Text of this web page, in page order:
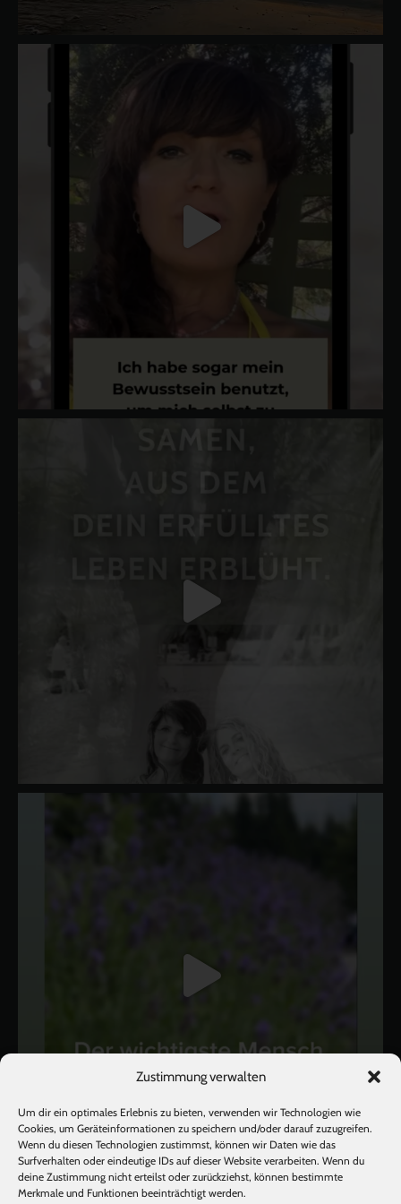
Zustimmung verwalten
Um dir ein optimales Erlebnis zu bieten, verwenden wir Technologien wie
Cookies, um Geräteinformationen zu speichern und/oder darauf zuzugreifen.
Wenn du diesen Technologien zustimmst, können wir Daten wie das
Surfverhalten oder eindeutige IDs auf dieser Website verarbeiten. Wenn du
deine Zustimmung nicht erteilst oder zurückziehst, können bestimmte
Merkmale und Funktionen beeinträchtigt werden.
Mehr laden Auf Instagram folgen